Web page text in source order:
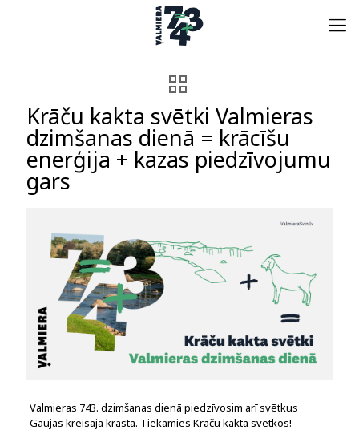
Krāču kakta svētki Valmieras
dzimšanas dienā = krācīšu
enerģija + kazas piedzīvojumu
gars
Valmieras 743. dzimšanas dienā piedzīvosim arī svētkus
Gaujas kreisajā krastā. Tiekamies Krāču kakta svētkos!